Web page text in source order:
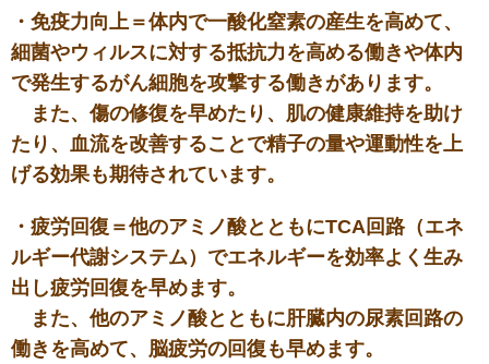
・免疫力向上＝体内で一酸化窒素の産生を高めて、
細菌やウィルスに対する抵抗力を高める働きや体内
で発生するがん細胞を攻撃する働きがあります。
また、傷の修復を早めたり、肌の健康維持を助け
たり、血流を改善することで精子の量や運動性を上
げる効果も期待されています。
・疲労回復＝他のアミノ酸とともにTCA回路（エネ
ルギー代謝システム）でエネルギーを効率よく生み
出し疲労回復を早めます。
また、他のアミノ酸とともに肝臓内の尿素回路の
働きを高めて、脳疲労の回復も早めます。